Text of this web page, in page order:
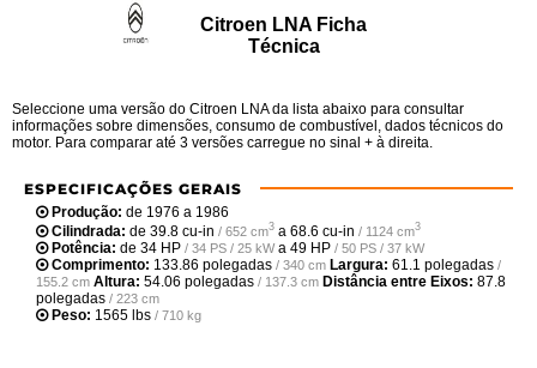
Citroen LNA Ficha
Técnica
Seleccione uma versão do Citroen LNA da lista abaixo para consultar
informações sobre dimensões, consumo de combustível, dados técnicos do
motor. Para comparar até 3 versões carregue no sinal + à direita.
ESPECIFICAÇÕES GERAIS
Produção: de 1976 a 1986
Cilindrada: de 39.8 cu-in / 652 cm3 a 68.6 cu-in / 1124 cm3
Potência: de 34 HP / 34 PS / 25 kWa 49 HP / 50 PS / 37 kW
Comprimento: 133.86 polegadas / 340 cm Largura: 61.1 polegadas /
155.2 cm Altura: 54.06 polegadas / 137.3 cm Distância entre Eixos: 87.8
polegadas / 223 cm
Peso: 1565 lbs / 710 kg